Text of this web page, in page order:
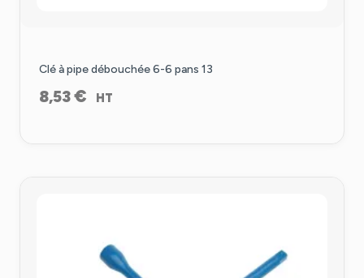
Clé à pipe débouchée 6-6 pans 13
8,53€ HT